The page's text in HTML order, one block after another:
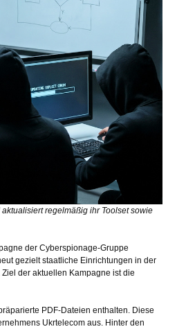
regelmäßig ihr Toolset sowie
der Cyberspionage-Gruppe
gezielt staatliche Einrichtungen in der
der aktuellen Kampagne ist die
PDF-Dateien enthalten. Diese
Ukrtelecom aus. Hinter den